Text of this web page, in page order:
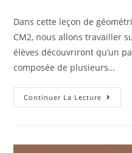
Dans cette leçon de
CM2, nous allons travailler
élèves découvriront qu’un
composée de plusieurs…
Continuer La Lecture